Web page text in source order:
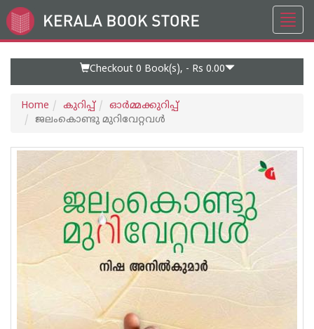
Go
to
Checkout 0 Book(s), - Rs 0.00
Home കുറിപ്പ്‌
ഓര്‍മ്മക്കുറിപ്പ്‌
ജലംകൊണ്ടു മുറിവേറ്റവൾ